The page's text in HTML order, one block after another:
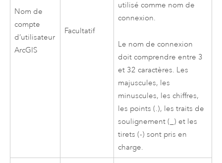
Nom de
compte
d’utilisateur
ArcGIS
Facultatif
utilisé comme nom de
connexion.
Le nom de connexion
doit comprendre entre 3
et 32 caractères. Les
majuscules, les
minuscules, les chiffres,
les points (.), les traits de
soulignement (_) et les
tirets (-) sont pris en
charge.